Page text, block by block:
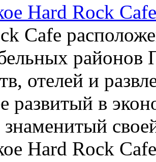
Hard Rock Cafe
Cafe
районов
отелей и
развитый в
Hard Rock